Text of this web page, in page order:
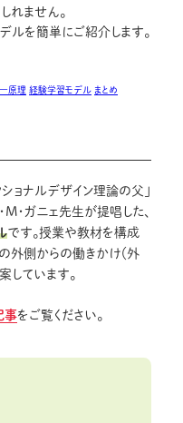
れません。
ルを簡単にご紹介します。
原理 経験学習モデル まとめ
ョナルデザイン理論の父」
・ガニェ先生が提唱した、
です。授業や教材を構成
外側からの働きかけ（外
しています。
事をご覧ください。